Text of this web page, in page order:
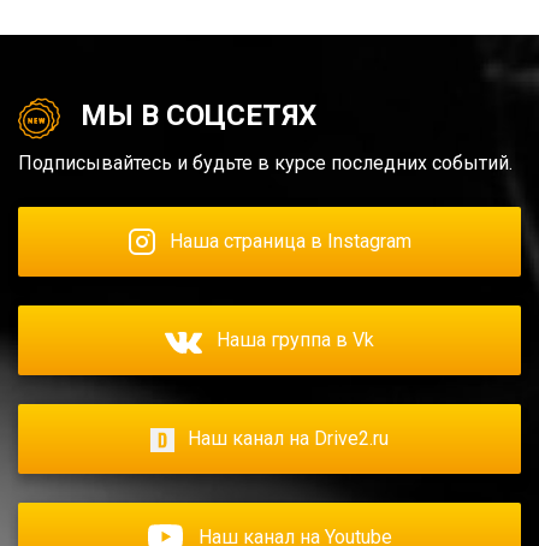
МЫ В СОЦСЕТЯХ
Подписывайтесь и будьте в курсе последних событий.
Наша страница в Instagram
Наша группа в Vk
Наш канал на Drive2.ru
Наш канал на Youtube